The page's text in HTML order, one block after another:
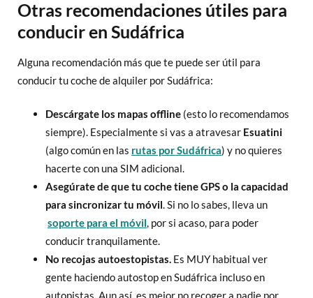
Otras recomendaciones útiles para
conducir en Sudáfrica
Alguna recomendación más que te puede ser útil para
conducir tu coche de alquiler por Sudáfrica:
Descárgate los mapas offline (esto lo recomendamos
siempre). Especialmente si vas a atravesar Esuatini
(algo común en las rutas por Sudáfrica) y no quieres
hacerte con una SIM adicional.
Asegúrate de que tu coche tiene GPS o la capacidad
para sincronizar tu móvil. Si no lo sabes, lleva un
soporte para el móvil, por si acaso, para poder
conducir tranquilamente.
No recojas autoestopistas. Es MUY habitual ver
gente haciendo autostop en Sudáfrica incluso en